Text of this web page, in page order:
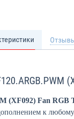
(XF092) Fan RGB
к